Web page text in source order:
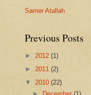
Samer Atallah
Previous Posts
► 2012 (1)
► 2011 (2)
▼ 2010 (22)